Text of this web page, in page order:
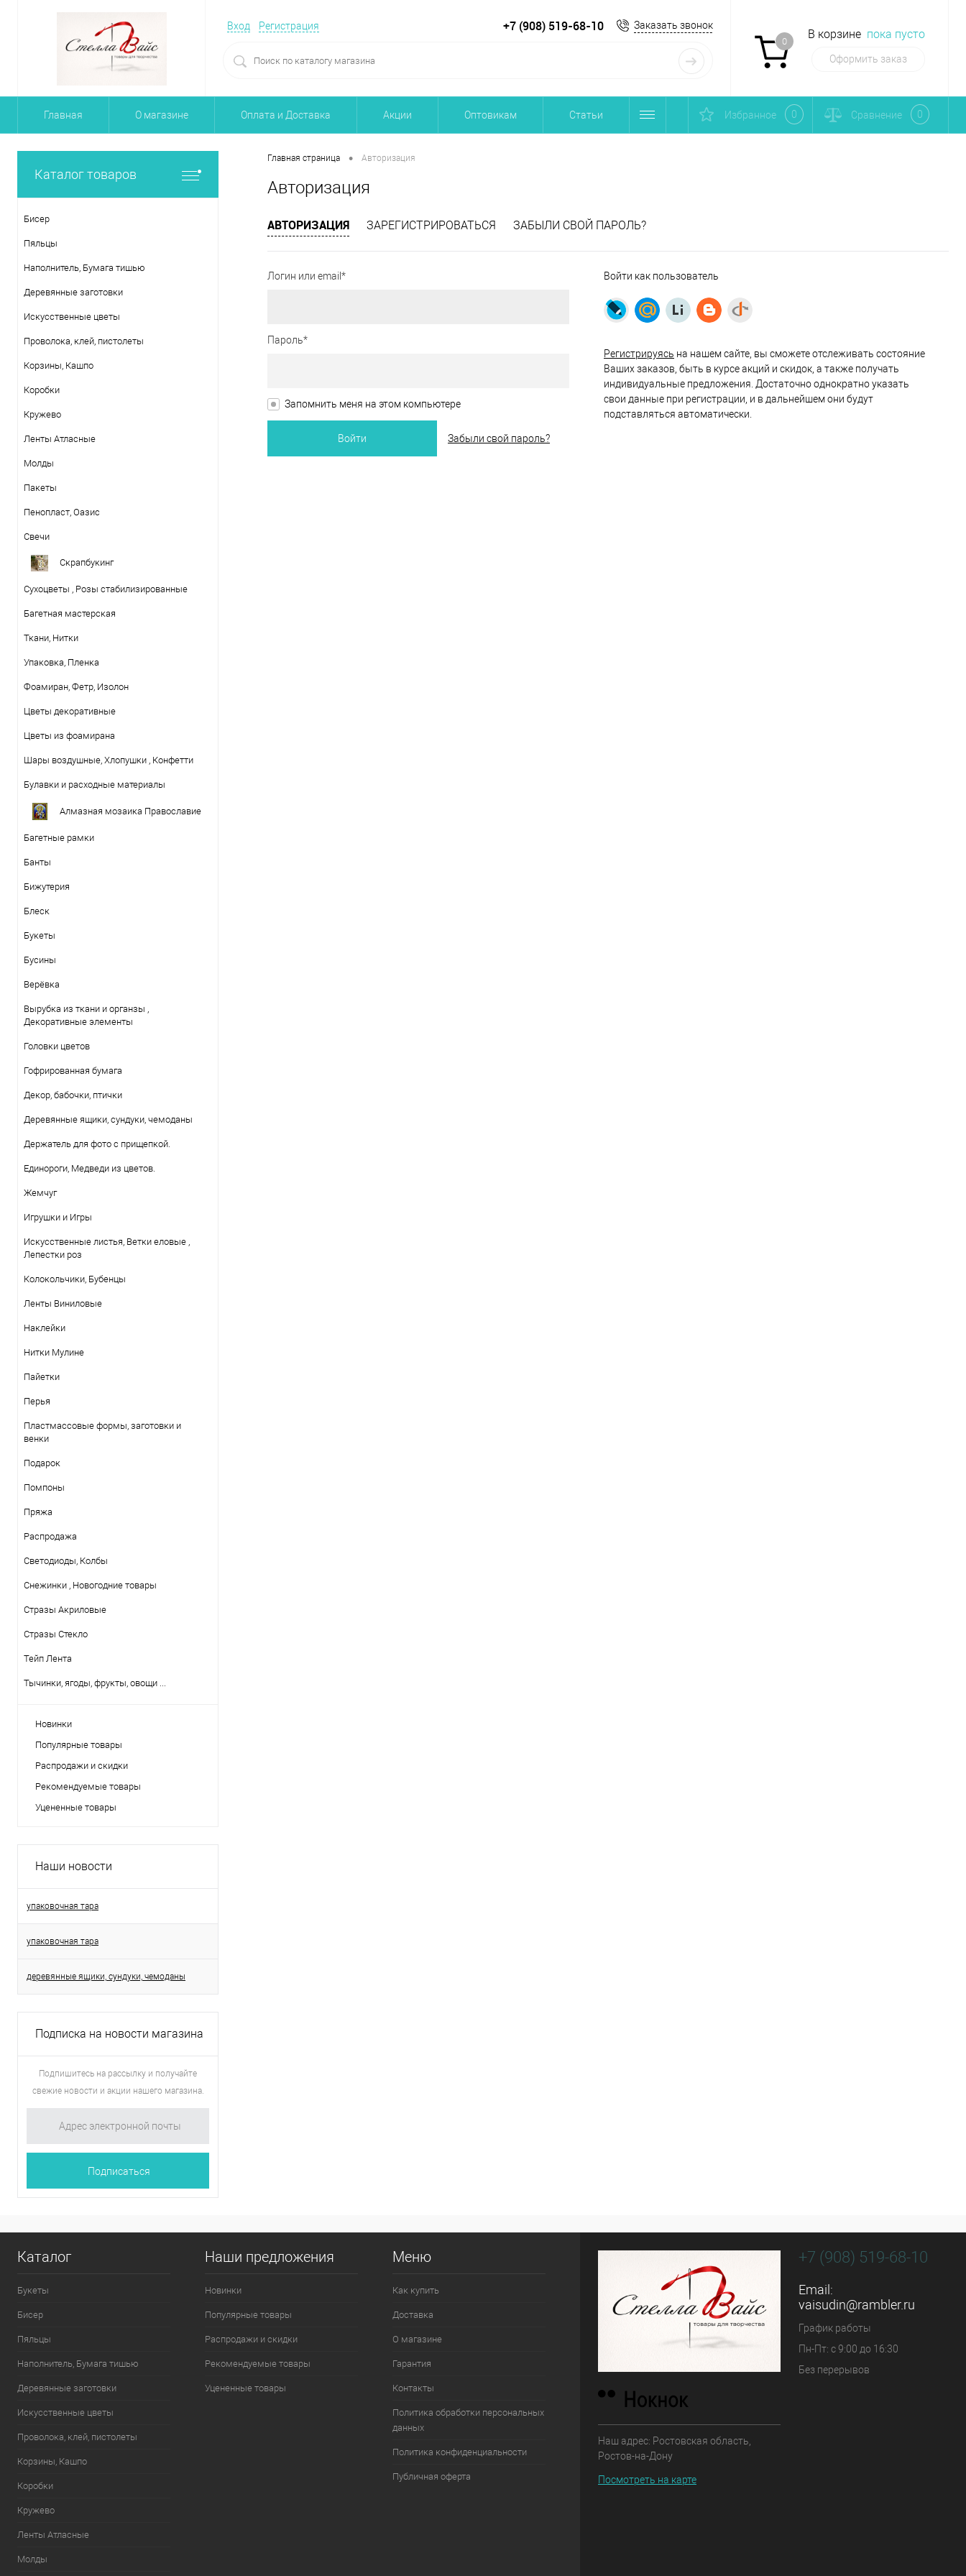
Вход Регистрация +7 (908) 519-68-10 Заказать звонок
0
В корзине пока пусто
Оформить заказ
Главная О магазине Оплата и Доставка Акции Оптовикам Статьи Избранное 0 Сравнение 0
Каталог товаров
Бисер
Пяльцы
Наполнитель, Бумага тишью
Деревянные заготовки
Искусственные цветы
Проволока, клей, пистолеты
Корзины, Кашпо
Коробки
Кружево
Ленты Атласные
Молды
Пакеты
Пенопласт, Оазис
Свечи
Скрапбукинг
Сухоцветы , Розы стабилизированные
Багетная мастерская
Ткани, Нитки
Упаковка, Пленка
Фоамиран, Фетр, Изолон
Цветы декоративные
Цветы из фоамирана
Шары воздушные, Хлопушки , Конфетти
Булавки и расходные материалы
Алмазная мозаика Православие
Багетные рамки
Банты
Бижутерия
Блеск
Букеты
Бусины
Верёвка
Вырубка из ткани и органзы ,
Декоративные элементы
Головки цветов
Гофрированная бумага
Декор, бабочки, птички
Деревянные ящики, сундуки, чемоданы
Держатель для фото с прищепкой.
Единороги, Медведи из цветов.
Жемчуг
Игрушки и Игры
Искусственные листья, Ветки еловые ,
Лепестки роз
Колокольчики, Бубенцы
Ленты Виниловые
Наклейки
Нитки Mулине
Пайетки
Перья
Пластмассовые формы, заготовки и
венки
Подарок
Помпоны
Пряжа
Распродажа
Светодиоды, Колбы
Снежинки , Новогодние товары
Стразы Акриловые
Стразы Стекло
Тейп Лента
Тычинки, ягоды, фрукты, овощи ...
Новинки
Популярные товары
Распродажи и скидки
Рекомендуемые товары
Уцененные товары
Наши новости
упаковочная тара
упаковочная тара
деревянные ящики, сундуки, чемоданы
Подписка на новости магазина
Подпишитесь на рассылку и получайте
свежие новости и акции нашего магазина.
Главная страница • Авторизация
Авторизация
АВТОРИЗАЦИЯ ЗАРЕГИСТРИРОВАТЬСЯ ЗАБЫЛИ СВОЙ ПАРОЛЬ?
Логин или email*
Пароль*
Запомнить меня на этом компьютере
Забыли свой пароль?
Войти как пользователь
Регистрируясь на нашем сайте, вы сможете отслеживать состояние
Ваших заказов, быть в курсе акций и скидок, а также получать
индивидуальные предложения. Достаточно однократно указать
свои данные при регистрации, и в дальнейшем они будут
подставляться автоматически.
Каталог
Букеты
Бисер
Пяльцы
Наполнитель, Бумага тишью
Деревянные заготовки
Искусственные цветы
Проволока, клей, пистолеты
Корзины, Кашпо
Коробки
Кружево
Ленты Атласные
Молды
Наши предложения
Новинки
Популярные товары
Распродажи и скидки
Рекомендуемые товары
Уцененные товары
Меню
Как купить
Доставка
О магазине
Гарантия
Контакты
Политика обработки персональных
данных
Политика конфиденциальности
Публичная оферта
Наш адрес: Ростовская область,
Ростов-на-Дону
Посмотреть на карте
+7 (908) 519-68-10
Email:
vaisudin@rambler.ru
График работы
Пн-Пт: с 9:00 до 16:30
Без перерывов